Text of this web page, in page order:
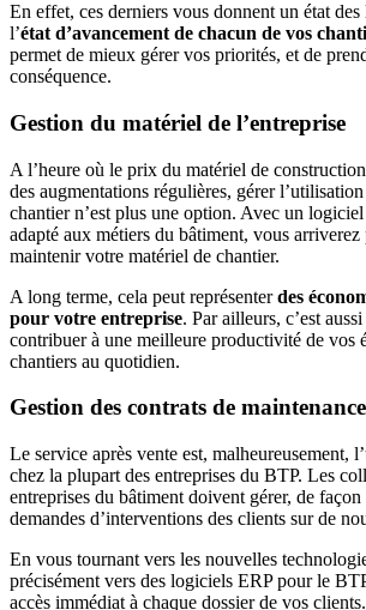
En effet, ces derniers vous donnent un état
l’état d’avancement de chacun de vos
permet de mieux gérer vos priorités, et de
conséquence.
Gestion du matériel de l’entreprise
A l’heure où le prix du matériel de
des augmentations régulières, gérer
chantier n’est plus une option. Avec un
adapté aux métiers du bâtiment, vous
maintenir votre matériel de chantier.
A long terme, cela peut représenterdes
pour votre entreprise. Par ailleurs, c’est
contribuer à une meilleure productivité de vos
chantiers au quotidien.
Gestion des contrats de maintenance
Le service après vente est, malheureusement,
chez la plupart des entreprises du BTP. Les
entreprises du bâtiment doivent gérer, de façon
demandes d’interventions des clients sur de
En vous tournant vers les nouvelles
précisément vers des logiciels ERP pour le
accès immédiat à chaque dossier de vos